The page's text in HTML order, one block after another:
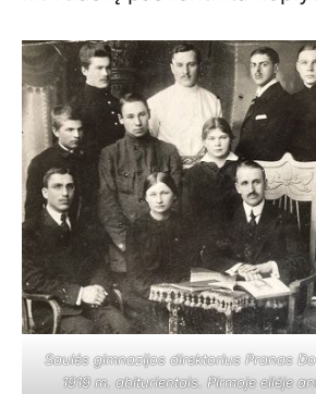
Saulės gimnazijos direktorius Pranas
1919 m. abiturientais. Pirmoje eilėje